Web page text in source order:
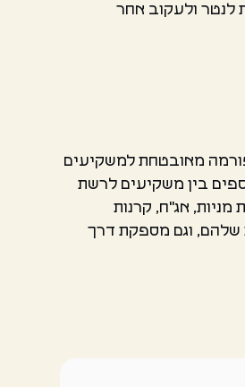
ולעקוב אחר
מאובטחת למשקיעים
בין משקיעים לרשת
אג"ח, קרנות
שלהם, וגם מספקת דרך